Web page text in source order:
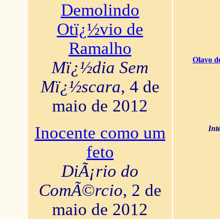
Demolindo
Otï¿½vio de
Ramalho
Mï¿½dia Sem
Mï¿½scara, 4 de
maio de 2012
Inocente como um
feto
DiÃ¡rio do
ComÃ©rcio, 2 de
maio de 2012
Olavo